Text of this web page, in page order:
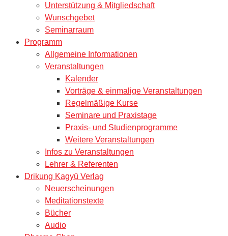
Unterstützung & Mitgliedschaft
Wunschgebet
Seminarraum
Programm
Allgemeine Informationen
Veranstaltungen
Kalender
Vorträge & einmalige Veranstaltungen
Regelmäßige Kurse
Seminare und Praxistage
Praxis- und Studienprogramme
Weitere Veranstaltungen
Infos zu Veranstaltungen
Lehrer & Referenten
Drikung Kagyü Verlag
Neuerscheinungen
Meditationstexte
Bücher
Audio